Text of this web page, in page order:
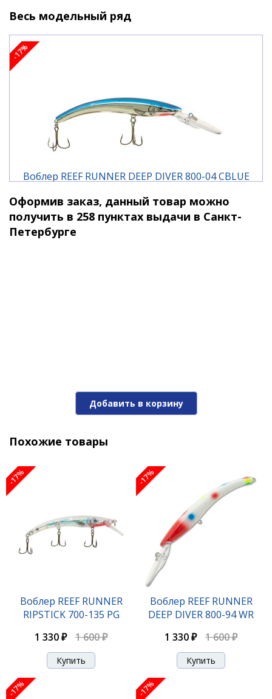
фарватерах, ямах, так как быстро выходит на
заданный горизонт работы. Крупный окунь, щука,
судак, сом - все они не прочь его попробовать на
вкус.
Характеристики:
тип плавучести: плавающий
длина: 12 см.
вес: 17,5 гр.
заглубление: до 8,4 м.
заглубление при троллинге: до 8,4 м.
Весь модельный ряд
-17%
Воблер REEF RUNNER DEEP DIVER 800-04 CBLUE
1 330 ₽ 1 600 ₽
-17%
-17%
Оформив заказ, данный товар можно
получить в 258 пунктах выдачи в Санкт-
Петербурге
Добавить в корзину
Похожие товары
-17%
Воблер REEF RUNNER
RIPSTICK 700-135 PG
1 330 ₽
1 600 ₽
-17%
Воблер REEF RUNNER
DEEP DIVER 800-94 WR
1 330 ₽
1 600 ₽
-17% -17%